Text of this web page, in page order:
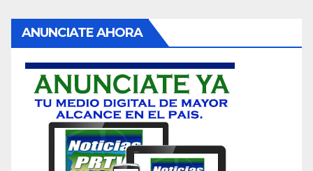
ANUNCIATE AHORA